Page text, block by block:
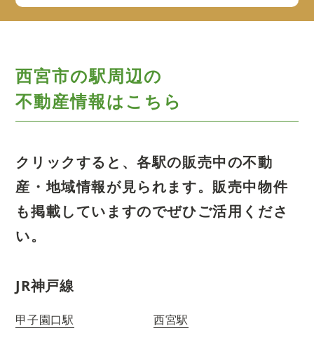
西宮市の駅周辺の
不動産情報はこちら
クリックすると、各駅の販売中の不動
産・地域情報が見られます。 販売中物件
も掲載していますのでぜひご活用くださ
い。
JR神戸線
甲子園口駅
西宮駅